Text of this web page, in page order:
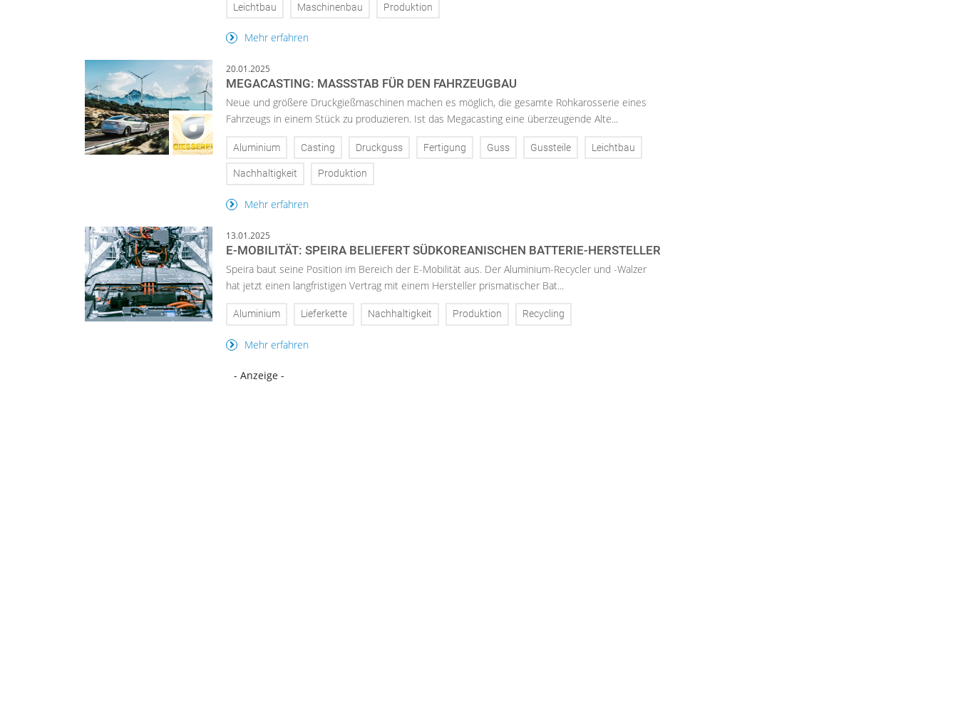
Leichtbau Maschinenbau Produktion
Mehr erfahren
20.01.2025
MEGACASTING: MASSSTAB FÜR DEN FAHRZEUGBAU
Neue und größere Druckgießmaschinen machen es möglich, die gesamte Rohkarosserie eines
Fahrzeugs in einem Stück zu produzieren. Ist das Megacasting eine überzeugende Alte...
Aluminium Casting Druckguss Fertigung Guss Gussteile Leichtbau
Nachhaltigkeit Produktion
Mehr erfahren
13.01.2025
E-MOBILITÄT: SPEIRA BELIEFERT SÜDKOREANISCHEN BATTERIE-HERSTELLER
Speira baut seine Position im Bereich der E-Mobilität aus. Der Aluminium-Recycler und -Walzer
hat jetzt einen langfristigen Vertrag mit einem Hersteller prismatischer Bat...
Aluminium Lieferkette Nachhaltigkeit Produktion Recycling
Mehr erfahren
- Anzeige -